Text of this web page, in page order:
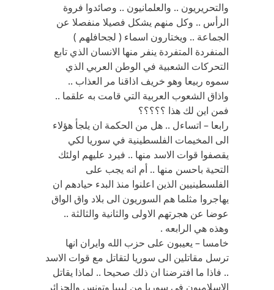
والتحريريون .. والعلمانيون .. وصائدوا فروة
الرأس .. وكل منهم يشكل فصيلا منفصلا عن
الجماعة .. ويختارون اسماء ( لجحافلهم )
المنفردة المتفردة ينفر منها الانسان الذي تابع
التحركات الشعبية في الوطن العربي الذي
سموه ربيعا وهو خريف اذاقنا مر العذاب ..
واذاق الشعوب العربية التي قامت به علقما ..
فمن اين لك هذا ؟؟؟؟؟
رابعا – اتساءل .. هل من الحكمة ان يلجأ هؤلاء
الى المخيمات الفلسطينية في سوريا لكي
يقصفوا قوات الاسد منها .. فيرد عليهم اولئك
التحية باحسن منها .. أم انه يجب على
الفلسطينيين الذين اعلنوا منذ البدء حيادهم ان
يهاجروا مثلما هم السوريون الى بلاد واق الواق
عوضا عن هجرتهم الاولى والثانية والثالثة ..
وهذه هي الرابعه .
خامسا – يعيبون على حزب الله وايران انها
ترسل مقاتلين الى سوريا لتقاتل مع قوات الاسد
.. فاذا ما افترضنا ان ذلك صحيحا .. لماذا يقاتل
الاسلاميون في سوريا من ليبيا وتونس والجزائر